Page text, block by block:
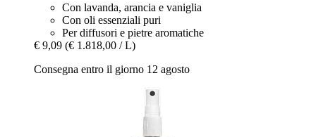
Con lavanda, arancia e vaniglia
Con oli essenziali puri
Per diffusori e pietre aromatiche
€ 9,09 (€ 1.818,00 / L)
Consegna entro il giorno 12 agosto